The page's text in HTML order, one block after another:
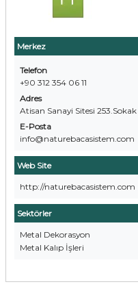
Merkez
Telefon
+90 312 354 06 11
Adres
Atisan Sanayi Sitesi
E-Posta
info@naturebacasistem.com
Web Site
http://naturebacasistem.com
Sektörler
Metal Dekorasyon
Metal Kalıp İşleri